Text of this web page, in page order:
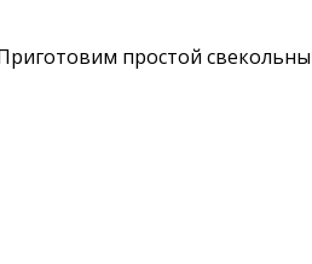
простой